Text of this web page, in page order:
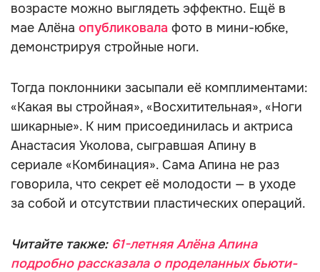
возрасте можно выглядеть эффектно. Ещё в
мае Алёна опубликовала фото в мини-юбке,
демонстрируя стройные ноги.
Тогда поклонники засыпали её комплиментами:
«Какая вы стройная», «Восхитительная», «Ноги
шикарные». К ним присоединилась и актриса
Анастасия Уколова, сыгравшая Апину в
сериале «Комбинация». Сама Апина не раз
говорила, что секрет её молодости — в уходе
за собой и отсутствии пластических операций.
Читайте также: 61-летняя Алёна Апина
подробно рассказала о проделанных бьюти-